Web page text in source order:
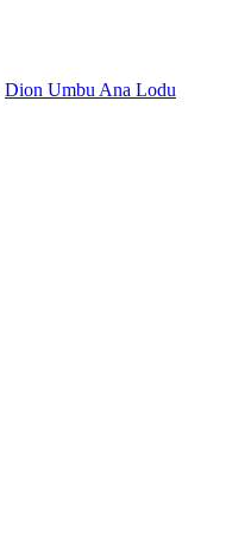
Dion Umbu Ana Lodu